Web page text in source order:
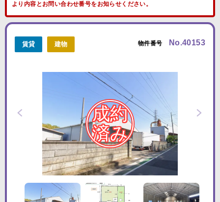
より内容とお問い合わせ番号をお知らせください。
賃貸 建物 物件番号 No.40153